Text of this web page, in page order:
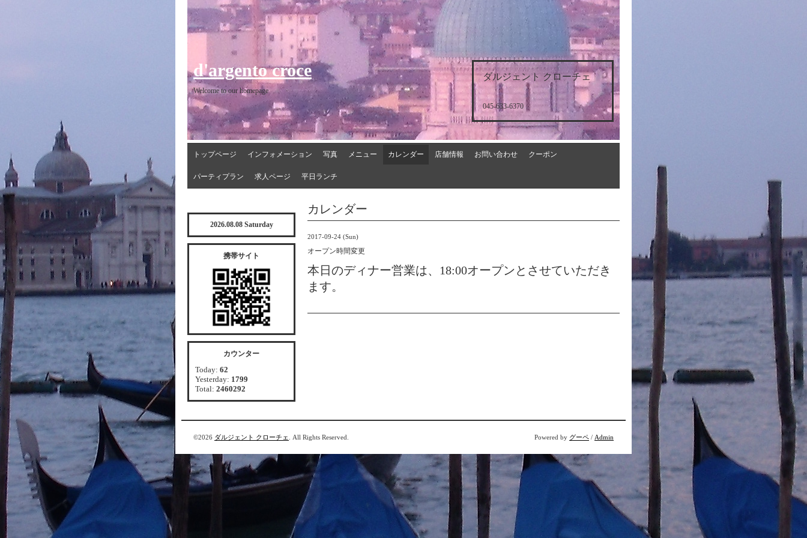
ダルジェント クローチェ
045-633-6370
d'argento croce
Welcome to our homepage
トップページ インフォメーション 写真 メニュー カレンダー 店舗情報 お問い合わせ クーポン
パーティプラン 求人ページ 平日ランチ
カレンダー
2017-09-24 (Sun)
オープン時間変更
本日のディナー営業は、18:00オープンとさせていただき
ます。
2026.08.08 Saturday
携帯サイト
カウンター
Today: 62
Yesterday: 1799
Total: 2460292
©2026 ダルジェント クローチェ . All Rights Reserved. Powered by グーペ / Admin